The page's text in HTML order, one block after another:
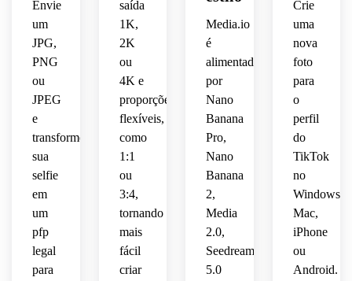
crop
circular
de
avatar.
avatar
social.
claramente
como
ícone
de
destaque.
cores
terrosas
atenuadas,
humor
e
nitidez
facial
suficiente
para
anônimo,
contorno
centrada
contraste
dramático
do
futurista
e um
recorte
projetado
aparecer
mesmo
centrada,
suave
e um
limpo
para
que o
avatar
final
permaneça
Envie
um
JPG,
PNG
ou
JPEG
e
transforme
sua
selfie
em
um
pfp
legal
para
saída
1K,
2K
ou
4K e
proporções
flexíveis,
como
1:1
ou
3:4,
tornando
mais
fácil
criar
Media.io
é
alimentado
por
Nano
Banana
Pro,
Nano
Banana
2,
Media
2.0,
Seedream
5.0
Crie
uma
nova
foto
para
o
perfil
do
TikTok
no
Windows,
Mac,
iPhone
ou
Android.